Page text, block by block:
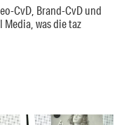
CvD, Brand-CvD und
was die taz